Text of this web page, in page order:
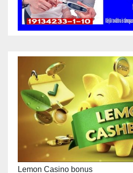
Lemon Casino bonus